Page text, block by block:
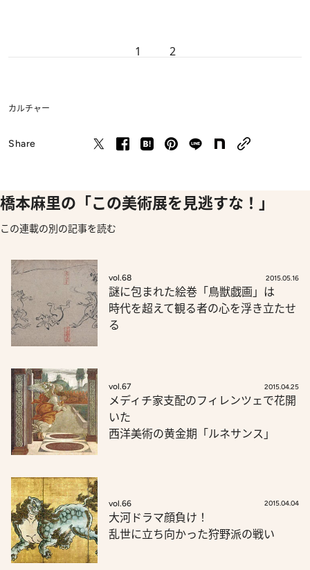
1 2
カルチャー
Share
橋本麻里の「この美術展を見逃すな！」
この連載の別の記事を読む
vol.68 2015.05.16
謎に包まれた絵巻「鳥獣戯画」は
時代を超えて観る者の心を浮き立たせ
る
vol.67 2015.04.25
メディチ家支配のフィレンツェで花開
いた
西洋美術の黄金期「ルネサンス」
vol.66 2015.04.04
大河ドラマ顔負け！
乱世に立ち向かった狩野派の戦い